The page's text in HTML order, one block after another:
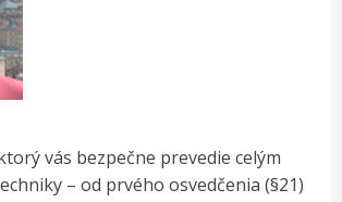
vás bezpečne prevedie celým
– od prvého osvedčenia (§21)